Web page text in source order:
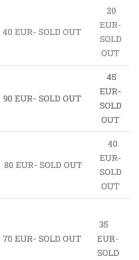
40 EUR- SOLD OUT
20
EUR-
SOLD
OUT
90 EUR- SOLD OUT
45
EUR-
SOLD
OUT
80 EUR- SOLD OUT
40
EUR-
SOLD
OUT
70 EUR- SOLD OUT
35
EUR-
SOLD